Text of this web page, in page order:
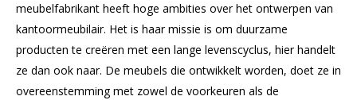
meubelfabrikant heeft hoge ambities over het ontwerpen van
kantoormeubilair. Het is haar missie is om duurzame
producten te creëren met een lange levenscyclus, hier handelt
ze dan ook naar. De meubels die ontwikkelt worden, doet ze in
overeenstemming met zowel de voorkeuren als de